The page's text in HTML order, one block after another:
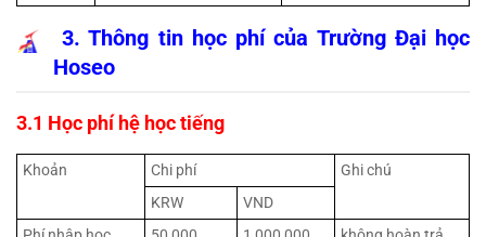
3. Thông tin học phí của Trường Đại học
Hoseo
3.1 Học phí hệ học tiếng
Khoản Chi phí
Ghi chú
KRW
VND